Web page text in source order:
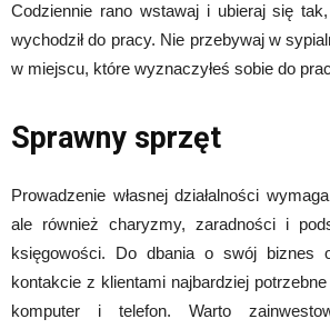
Codziennie rano wstawaj i ubieraj się
wychodził do pracy. Nie przebywaj w
w miejscu, które wyznaczyłeś sobie do
Sprawny sprzęt
Prowadzenie własnej działalności
ale również charyzmy, zaradności i
księgowości. Do dbania o swój biznes
kontakcie z klientami najbardziej
komputer i telefon. Warto